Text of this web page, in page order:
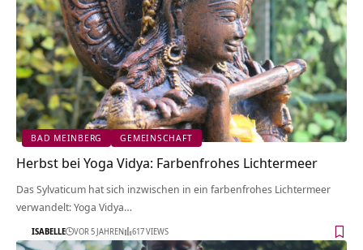
BAD MEINBERG GEMEINSCHAFT
Herbst bei Yoga Vidya: Farbenfrohes Lichtermeer
Das Sylvaticum hat sich inzwischen in ein farbenfrohes Lichtermeer
verwandelt: Yoga Vidya…
ISABELLE VOR 5 JAHREN 617 VIEWS